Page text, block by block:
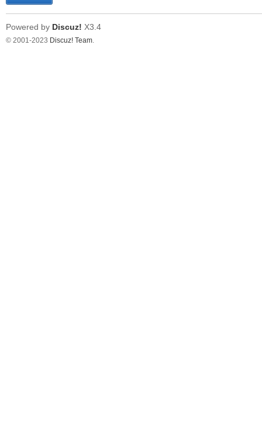
Powered by Discuz! X3.4
© 2001-2023 Discuz! Team.